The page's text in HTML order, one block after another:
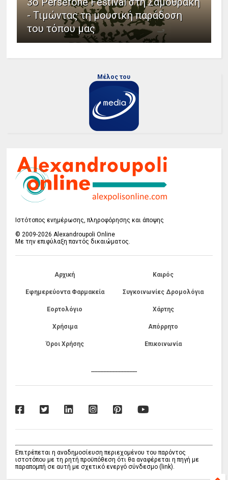
- Τιμώντας τη μουσική παράδοση
του τόπου μας
Μέλος του
Ιστότοπος ενημέρωσης, πληροφόρησης και άποψης
© 2009-2026 Alexandroupoli Online
Με την επιφύλαξη παντός δικαιώματος.
Αρχική Καιρός
Εφημερεύοντα Φαρμακεία Συγκοινωνίες Δρομολόγια
Εορτολόγιο Χάρτης
Χρήσιμα Απόρρητο
Όροι Χρήσης Επικοινωνία
------------------------------
Επιτρέπεται η αναδημοσίευση περιεχομένου του παρόντος
ιστοτόπου με τη ρητή προϋπόθεση ότι θα αναφέρεται η πηγή με
παραπομπή σε αυτή με σχετικό ενεργό σύνδεσμο (link).